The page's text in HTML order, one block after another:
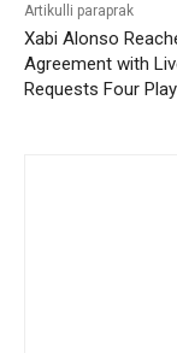
Artikulli paraprak
Xabi Alonso
Agreement with
Requests Four